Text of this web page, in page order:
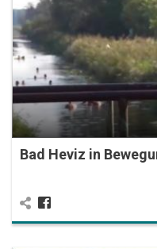
Bad Heviz in